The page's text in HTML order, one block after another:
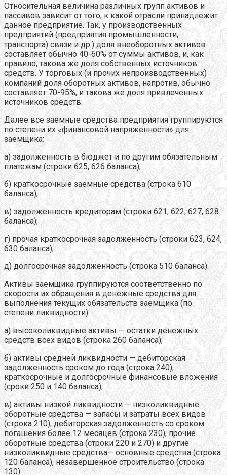
Относительная величина различных групп активов и
пассивов зависит от того, к какой отрасли принадлежит
данное предприятие. Так, у производственных
предприятий (предприятия промышленности,
транспорта) связи и др.) доля внеоборотных активов
составляет обычно 40-60% от суммы активов, и, как
правило, такова же доля собственных источников
средств. У торговых (и прочих непроизводственных)
компаний доля оборотных активов, напротив, обычно
составляет 70-95%, и такова же доля привлеченных
источников средств.
Далее все заемные средства предприятия группируются
по степени их «финансовой напряженности» для
заемщика:
а) задолженность в бюджет и по другим обязательным
платежам (строки 625, 626 баланса);
б) краткосрочные заемные средства (строка 610
баланса);
в) задолженность кредиторам (строки 621, 622, 627, 628
баланса);
г) прочая краткосрочная задолженность (строки 623, 624,
630 баланса);
д) долгосрочная задолженность (строка 510 баланса).
Активы заемщика группируются соответственно по
скорости их обращения в денежные средства для
выполнения текущих обязательств заемщика (по
степени ликвидности):
а) высоколиквидные активы — остатки денежных
средств всех видов (строка 260 баланса);
б) активы средней ликвидности — дебиторская
задолженность сроком до года (строка 240),
краткосрочные и долгосрочные финансовые вложения
(сроки 250 и 140 баланса);
в) активы низкой ликвидности — низколиквидные
оборотные средства — запасы и затраты всех видов
(строка 210), дебиторская задолженность со сроком
погашения более 12 месяцев (строка 230), прочие
оборотные средства (строки 220 и 270) и другие
низколиквидные средства— основные средства (строка
120 баланса), незавершенное строительство (строка
130).